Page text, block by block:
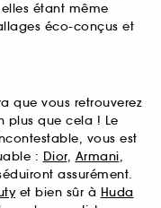
étant même
éco-conçus et
que vous retrouverez
plus que cela ! Le
vous est
: Dior, Armani,
assurément.
et bien sûr à Huda